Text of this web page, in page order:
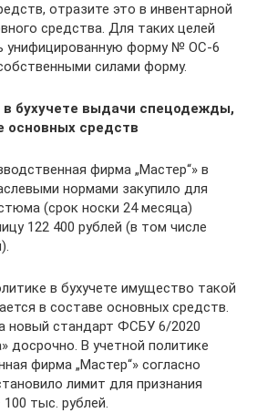
отразите это в инвентарной
средства. Для таких целей
унифицированную форму № ОС-6
силами форму.
бухучете выдачи спецодежды,
основных средств
фирма „Мастер“» в
нормами закупило для
(срок носки 24 месяца)
122 400 рублей (в том числе
в бухучете имущество такой
в составе основных средств.
новый стандарт ФСБУ 6/2020
досрочно. В учетной политике
фирма „Мастер“» согласно
лимит для признания
тыс. рублей.